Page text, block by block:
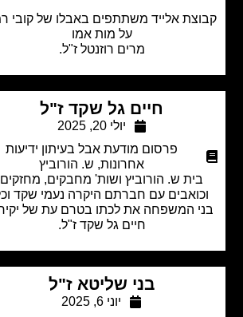
אלייד משתתפים באבלו של קובי רמון
על מות אמו
מרים רוזנטל ז"ל.
חיים גל שקד ז"ל
פרסום מודעת אבל בעיתון ידיעות
אחרונות,ש. הורוביץ
ש. הורוביץ ושות' מחבקים, מחזקים
עם חברתם היקרה נעמי שקד וכל
המשפחה את לכתו בטרם עת של יקירם
חיים גל שקד ז"ל.
בני שליטא ז"ל